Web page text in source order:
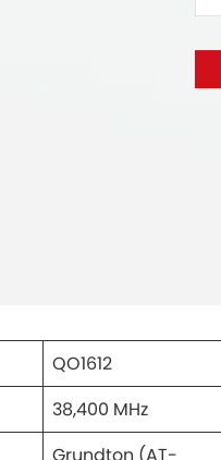
QO1612
38,400 MHz
Grundton (AT-